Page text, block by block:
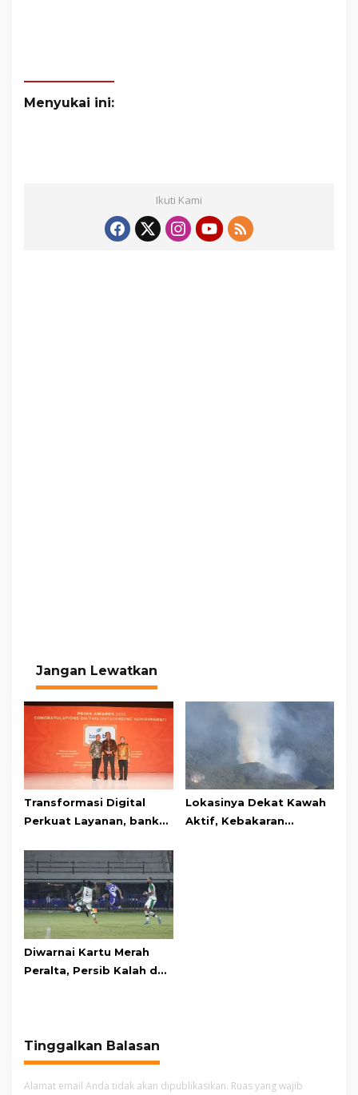
Menyukai ini:
Ikuti Kami
Jangan Lewatkan
Transformasi Digital
Perkuat Layanan, bank
Awards pada PRIMA
Awards 2026
Lokasinya Dekat Kawah
Aktif, Kebakaran
Diwarnai Kartu Merah
Peralta, Persib Kalah dari
Tinggalkan Balasan
Alamat email Anda tidak akan dipublikasikan. Ruas yang wajib